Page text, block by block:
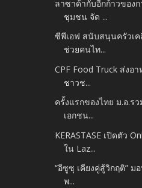
ลาซาด้ากับอีกก้าวของ
ชุมชน จัด ...
ซีพีเอฟ สนับสนุนครัวเ
ช่วยคนไท...
CPF Food Truck ส่งอ
ชาวช...
ครั้งแรกของไทย ม.อ.ร
เอกชน...
KERASTASE เปิดตัว
ใน Laz...
“อีซูซุ เคียงคู่สู้วิกฤติ” ม
พ...